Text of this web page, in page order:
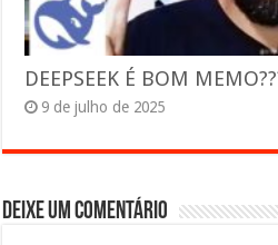
DEEPSEEK É BOM
9 de julho de 2025
Deixe um comentário